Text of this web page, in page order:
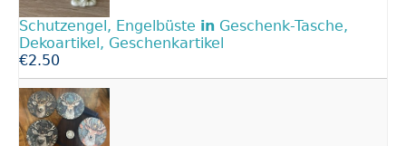
Schutzengel, Engelbüste in Geschenk-Tasche,
Dekoartikel, Geschenkartikel
€2.50